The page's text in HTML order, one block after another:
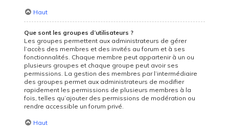
Haut
Que sont les groupes d’utilisateurs ?
Les groupes permettent aux administrateurs de gérer
l’accès des membres et des invités au forum et à ses
fonctionnalités. Chaque membre peut appartenir à un ou
plusieurs groupes et chaque groupe peut avoir ses
permissions. La gestion des membres par l’intermédiaire
des groupes permet aux administrateurs de modifier
rapidement les permissions de plusieurs membres à la
fois, telles qu’ajouter des permissions de modération ou
rendre accessible un forum privé.
Haut